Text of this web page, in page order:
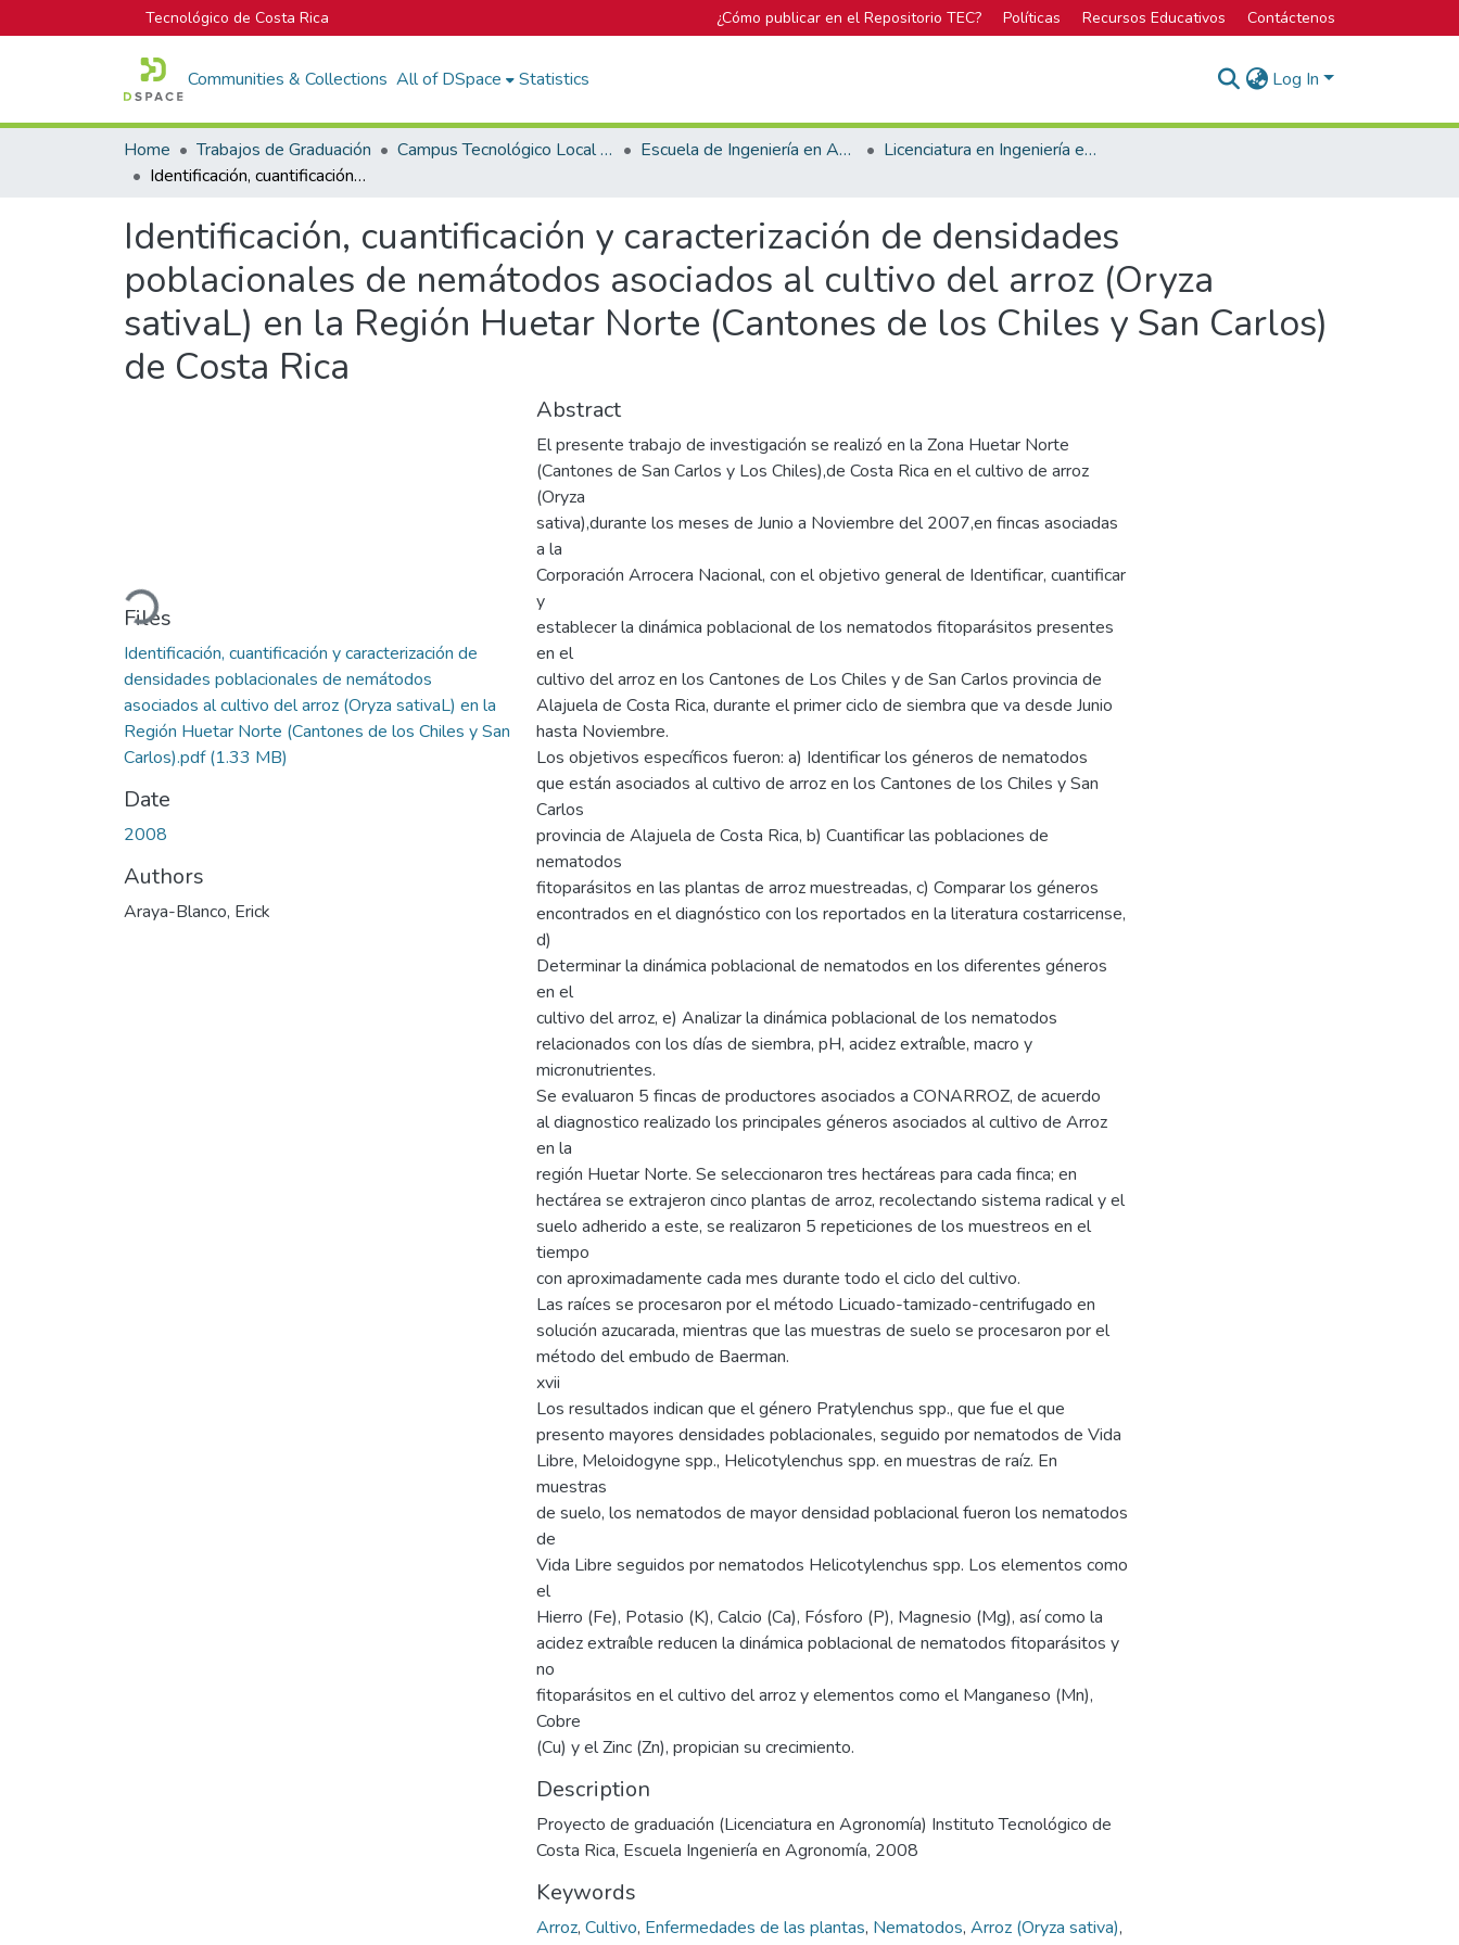
Tecnológico de Costa Rica ¿Cómo publicar en el Repositorio TEC? Políticas Recursos Educativos Contáctenos
Communities & Collections All of DSpace Statistics Log In
Home Trabajos de Graduación Campus Tecnológico Local San Carlos Escuela de Ingeniería en Agronomía
Licenciatura en Ingeniería en Agronomía
Identificación, cuantificación y caracterización de densidades poblacionales de nemátodos asociados al cultivo del arroz (Oryza sativaL) en la Región Huetar Norte (Cantones de los Chiles y San Carlos) de Costa Rica
Identificación, cuantificación y caracterización de densidades
poblacionales de nemátodos asociados al cultivo del arroz (Oryza
sativaL) en la Región Huetar Norte (Cantones de los Chiles y San Carlos)
de Costa Rica
Loading...
Files
Identificación, cuantificación y caracterización de
densidades poblacionales de nemátodos
asociados al cultivo del arroz (Oryza sativaL) en la
Región Huetar Norte (Cantones de los Chiles y San
Carlos).pdf(1.33 MB)
Date
2008
Authors
Araya-Blanco, Erick
Abstract
El presente trabajo de investigación se realizó en la Zona Huetar Norte
(Cantones de San Carlos y Los Chiles),de Costa Rica en el cultivo de arroz
(Oryza
sativa),durante los meses de Junio a Noviembre del 2007,en fincas asociadas
a la
Corporación Arrocera Nacional, con el objetivo general de Identificar, cuantificar
y
establecer la dinámica poblacional de los nematodos fitoparásitos presentes
en el
cultivo del arroz en los Cantones de Los Chiles y de San Carlos provincia de
Alajuela de Costa Rica, durante el primer ciclo de siembra que va desde Junio
hasta Noviembre.
Los objetivos específicos fueron: a) Identificar los géneros de nematodos
que están asociados al cultivo de arroz en los Cantones de los Chiles y San
Carlos
provincia de Alajuela de Costa Rica, b) Cuantificar las poblaciones de
nematodos
fitoparásitos en las plantas de arroz muestreadas, c) Comparar los géneros
encontrados en el diagnóstico con los reportados en la literatura costarricense,
d)
Determinar la dinámica poblacional de nematodos en los diferentes géneros
en el
cultivo del arroz, e) Analizar la dinámica poblacional de los nematodos
relacionados con los días de siembra, pH, acidez extraíble, macro y
micronutrientes.
Se evaluaron 5 fincas de productores asociados a CONARROZ, de acuerdo
al diagnostico realizado los principales géneros asociados al cultivo de Arroz
en la
región Huetar Norte. Se seleccionaron tres hectáreas para cada finca; en
hectárea se extrajeron cinco plantas de arroz, recolectando sistema radical y el
suelo adherido a este, se realizaron 5 repeticiones de los muestreos en el
tiempo
con aproximadamente cada mes durante todo el ciclo del cultivo.
Las raíces se procesaron por el método Licuado-tamizado-centrifugado en
solución azucarada, mientras que las muestras de suelo se procesaron por el
método del embudo de Baerman.
xvii
Los resultados indican que el género Pratylenchus spp., que fue el que
presento mayores densidades poblacionales, seguido por nematodos de Vida
Libre, Meloidogyne spp., Helicotylenchus spp. en muestras de raíz. En
muestras
de suelo, los nematodos de mayor densidad poblacional fueron los nematodos
de
Vida Libre seguidos por nematodos Helicotylenchus spp. Los elementos como
el
Hierro (Fe), Potasio (K), Calcio (Ca), Fósforo (P), Magnesio (Mg), así como la
acidez extraíble reducen la dinámica poblacional de nematodos fitoparásitos y
no
fitoparásitos en el cultivo del arroz y elementos como el Manganeso (Mn),
Cobre
(Cu) y el Zinc (Zn), propician su crecimiento.
Description
Proyecto de graduación (Licenciatura en Agronomía) Instituto Tecnológico de
Costa Rica, Escuela Ingeniería en Agronomía, 2008
Keywords
Arroz, Cultivo, Enfermedades de las plantas, Nematodos, Arroz (Oryza sativa),